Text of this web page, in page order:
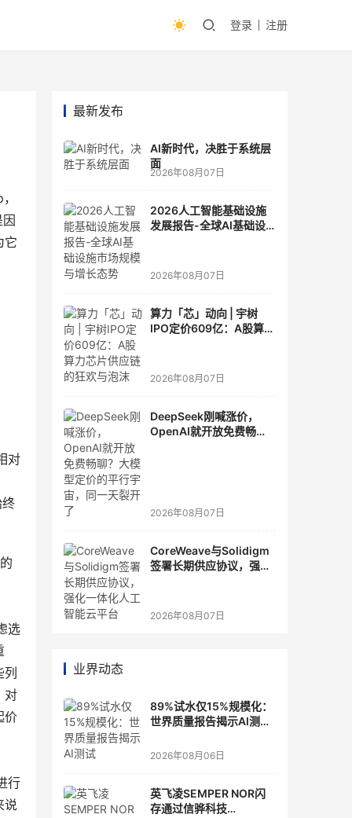
登录 注册
它
对
选
对
价
行
说
最新发布
AI新时代，决胜于系统层
面
2026年08月07日
2026人工智能基础设施
发展报告-全球AI基础设
2026年08月07日
算力「芯」动向 | 宇树
IPO定价609亿：A股算力
2026年08月07日
DeepSeek刚喊涨价，
OpenAI就开放免费畅
2026年08月07日
CoreWeave与Solidigm
签署长期供应协议，强化
2026年08月07日
业界动态
89%试水仅15%规模化：
世界质量报告揭示AI测
2026年08月06日
英飞凌SEMPER NOR闪
存通过信骅科技